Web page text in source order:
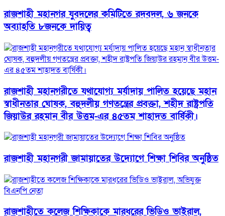
রাজশাহী মহানগর যুবদলের কমিটিতে রদবদল, ৬ জনকে
অব্যাহতি ৮জনকে দায়িত্ব
রাজশাহী মহানগরীতে যথাযোগ্য মর্যাদায় পালিত হয়েছে মহান
স্বাধীনতার ঘোষক, বহুদলীয় গণতন্ত্রের প্রবক্তা, শহীদ রাষ্ট্রপতি
জিয়াউর রহমান বীর উত্তম-এর ৪৫তম শাহাদত বার্ষিকী।
রাজশাহী মহানগরী জামায়াতের উদ্যোগে শিক্ষা শিবির অনুষ্ঠিত
রাজশাহীতে কলেজ শিক্ষিকাকে মারধরের ভিডিও ভাইরাল,